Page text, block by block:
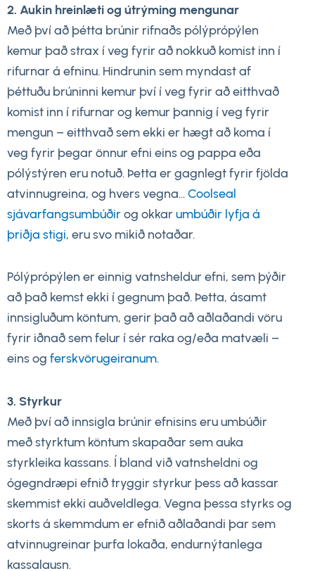
2. Aukin hreinlæti og útrýming mengunar
Með því að þétta brúnir rifnaðs pólýprópýlen
kemur það strax í veg fyrir að nokkuð komist inn í
rifurnar á efninu. Hindrunin sem myndast af
þéttuðu brúninni kemur því í veg fyrir að eitthvað
komist inn í rifurnar og kemur þannig í veg fyrir
mengun – eitthvað sem ekki er hægt að koma í
veg fyrir þegar önnur efni eins og pappa eða
pólýstýren eru notuð. Þetta er gagnlegt fyrir fjölda
atvinnugreina, og hvers vegna...Coolseal
sjávarfangsumbúðirog okkarumbúðir lyfja á
þriðja stigi, eru svo mikið notaðar.
Pólýprópýlen er einnig vatnsheldur efni, sem þýðir
að það kemst ekki í gegnum það. Þetta, ásamt
innsigluðum köntum, gerir það að aðlaðandi vöru
fyrir iðnað sem felur í sér raka og/eða matvæli –
eins og ferskvörugeiranum.
3. Styrkur
Með því að innsigla brúnir efnisins eru umbúðir
með styrktum köntum skapaðar sem auka
styrkleika kassans. Í bland við vatnsheldni og
ógegndræpi efnið tryggir styrkur þess að kassar
skemmist ekki auðveldlega. Vegna þessa styrks og
skorts á skemmdum er efnið aðlaðandi þar sem
atvinnugreinar þurfa lokaða, endurnýtanlega
kassalausn.